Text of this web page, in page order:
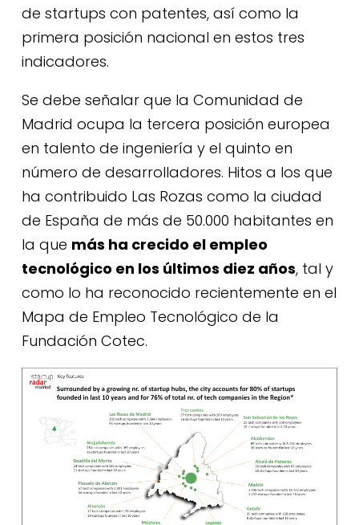
de startups con patentes, así como la
primera posición nacional en estos tres
indicadores.
Se debe señalar que la Comunidad de
Madrid ocupa la tercera posición europea
en talento de ingeniería y el quinto en
número de desarrolladores. Hitos a los que
ha contribuido Las Rozas como la ciudad
de España de más de 50.000 habitantes en
la que más ha crecido el empleo
tecnológico en los últimos diez años, tal y
como lo ha reconocido recientemente en el
Mapa de Empleo Tecnológico de la
Fundación Cotec.